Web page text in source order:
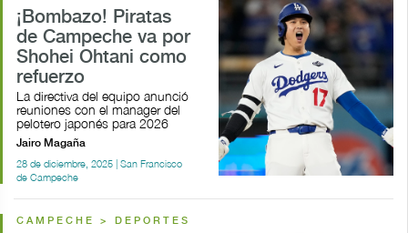
¡Bombazo! Piratas
de Campeche va por
Shohei Ohtani como
refuerzo
La directiva del equipo anunció
reuniones con el manager del
pelotero japonés para 2026
Jairo Magaña
28 de diciembre, 2025 | San Francisco
de Campeche
CAMPECHE > DEPORTES